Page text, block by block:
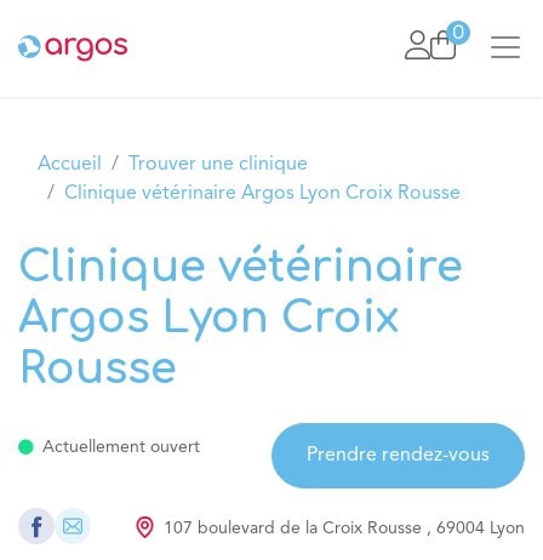
0
Accueil
Trouver une clinique
Clinique vétérinaire Argos Lyon Croix Rousse
Clinique vétérinaire
Argos Lyon Croix
Rousse
Actuellement ouvert Prendre rendez-vous
107 boulevard de la Croix Rousse , 69004 Lyon